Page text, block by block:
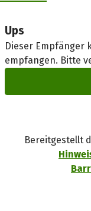
Ups
Dieser Empfänger
empfangen. Bitte
Bereitgestellt